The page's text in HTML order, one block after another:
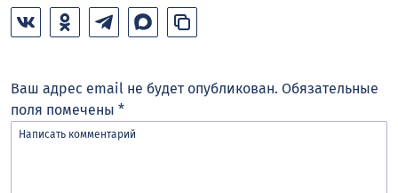
Ваш адрес email не будет опубликован. Обязательные
поля помечены *